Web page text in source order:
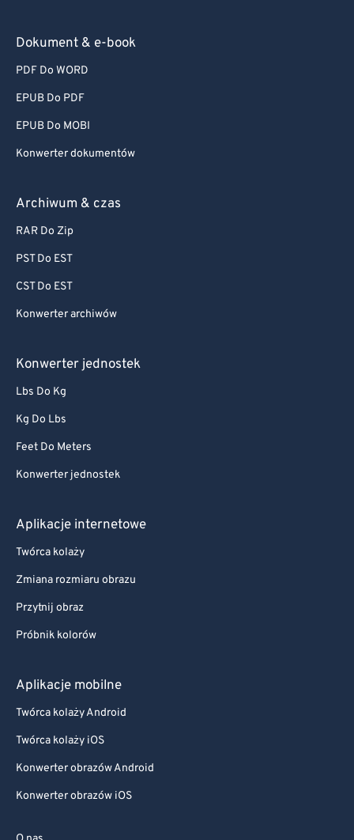
Dokument & e-book
PDF Do WORD
EPUB Do PDF
EPUB Do MOBI
Konwerter dokumentów
Archiwum & czas
RAR Do Zip
PST Do EST
CST Do EST
Konwerter archiwów
Konwerter jednostek
Lbs Do Kg
Kg Do Lbs
Feet Do Meters
Konwerter jednostek
Aplikacje internetowe
Twórca kolaży
Zmiana rozmiaru obrazu
Przytnij obraz
Próbnik kolorów
Aplikacje mobilne
Twórca kolaży Android
Twórca kolaży iOS
Konwerter obrazów Android
Konwerter obrazów iOS